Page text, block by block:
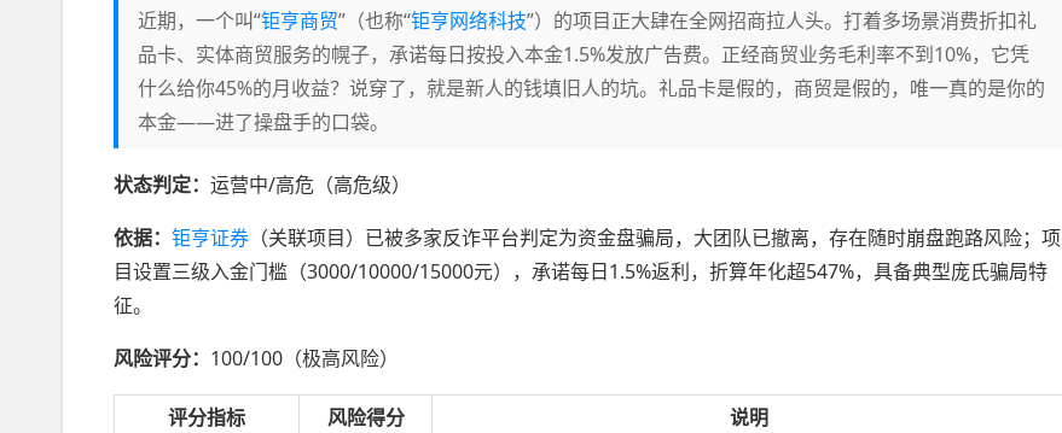
近期，一个叫“钜亨商贸”（也称“钜亨网络科技”）的项目正大肆在全网招商拉人头。打着多场景消费折扣礼
品卡、实体商贸服务的幌子，承诺每日按投入本金1.5%发放广告费。正经商贸业务毛利率不到10%，它凭
什么给你45%的月收益？说穿了，就是新人的钱填旧人的坑。礼品卡是假的，商贸是假的，唯一真的是你的
本金——进了操盘手的口袋。
状态判定： 运营中/高危（高危级）
依据： 钜亨证券 （关联项目）已被多家反诈平台判定为资金盘骗局，大团队已撤离，存在随时崩盘跑路风险；项
目设置三级入金门槛（3000/10000/15000元），承诺每日1.5%返利，折算年化超547%，具备典型庞氏骗局特
征。
风险评分： 100/100（极高风险）
评分指标 风险得分
说明